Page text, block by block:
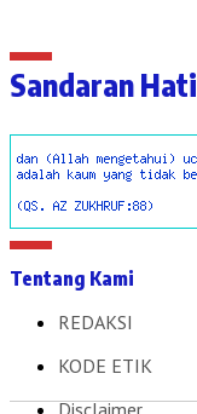
Sandaran Hati
Tentang Kami
REDAKSI
KODE ETIK